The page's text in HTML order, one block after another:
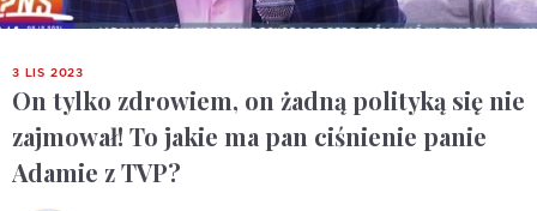
3 LIS 2023
On tylko zdrowiem, on żadną polityką się nie
zajmował! To jakie ma pan ciśnienie panie
Adamie z TVP?